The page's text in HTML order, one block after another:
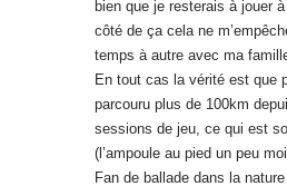
longtemps demandé si ces
incompatibles et je suis bien
Bien sûr si les MaJ du jeu
comme je consomme le
lasserai-je mais ce n’est pas
pourquoi je suis triste de voir
cela risque de raccourcir la
que d’autres créateurs de